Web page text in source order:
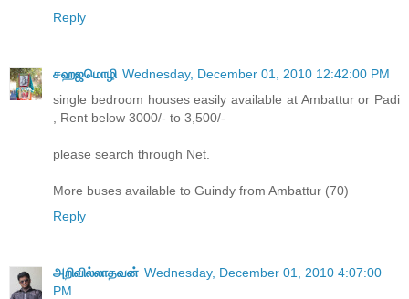
Reply
சஹஜமொழி Wednesday, December 01, 2010 12:42:00 PM
single bedroom houses easily available at Ambattur or Padi
, Rent below 3000/- to 3,500/-
please search through Net.
More buses available to Guindy from Ambattur (70)
Reply
அறிவில்லாதவன் Wednesday, December 01, 2010 4:07:00
PM